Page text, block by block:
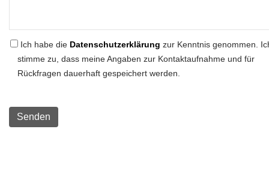
Ich habe die Datenschutzerklärung zur Kenntnis genommen.
stimme zu, dass meine Angaben zur Kontaktaufnahme und für
Rückfragen dauerhaft gespeichert werden.